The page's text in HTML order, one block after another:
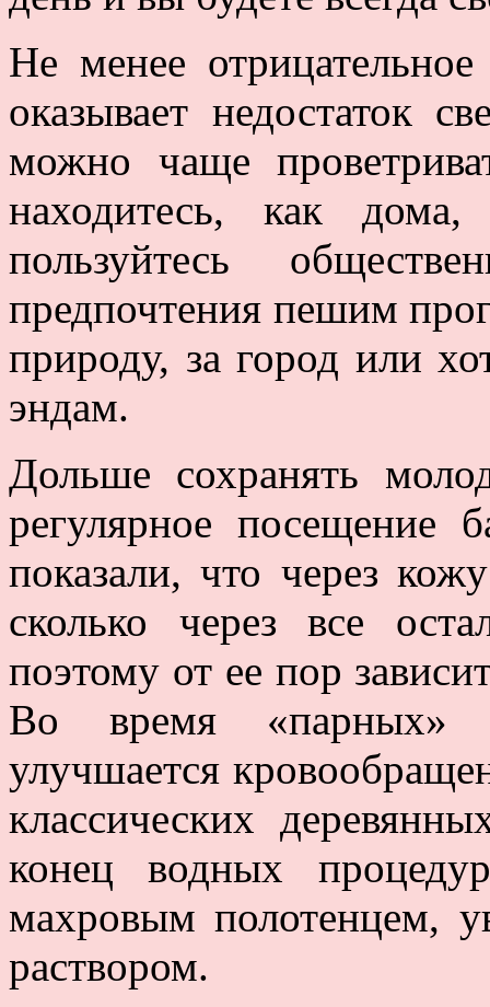
Не менее
оказывает недостаток
можно чаще
находитесь, как
пользуйтесь
предпочтения пешим
природу, за город или
эндам.
Дольше сохранять
регулярное посещение
показали, что через
сколько через все
поэтому от ее пор
Во время «парных»
улучшается
классических
конец водных
махровым полотенцем,
раствором.